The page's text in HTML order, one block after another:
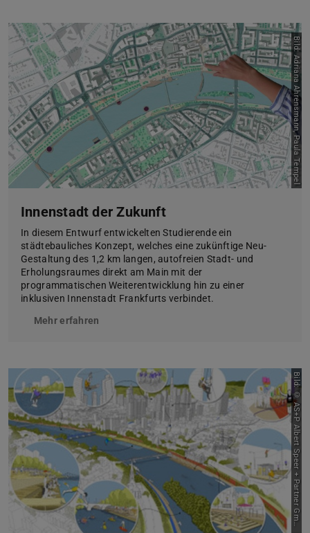
Bild: Adriana Ahrensmann, Paula Tempel
Innenstadt der Zukunft
In diesem Entwurf entwickelten Studierende ein
städtebauliches Konzept, welches eine zukünftige Neu-
Gestaltung des 1,2 km langen, autofreien Stadt- und
Erholungsraumes direkt am Main mit der
programmatischen Weiterentwicklung hin zu einer
inklusiven Innenstadt Frankfurts verbindet.
Mehr erfahren
B
i
l
d
:
©
A
S
+
P
A
l
b
e
r
t
S
p
e
e
r
+
P
a
r
t
n
e
r
G
m
b
H